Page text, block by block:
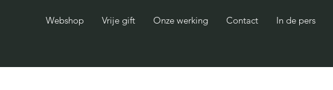
Webshop Vrije gift Onze werking Contact In de pers